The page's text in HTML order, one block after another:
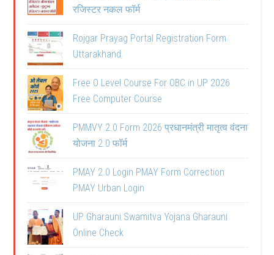
रजिस्टर नकल फॉर्म
Rojgar Prayag Portal Registration Form
Uttarakhand
Free O Level Course For OBC in UP 2026
Free Computer Course
PMMVY 2.0 Form 2026 प्रधानमंत्री मातृत्व वंदना
योजना 2.0 फॉर्म
PMAY 2.0 Login PMAY Form Correction
PMAY Urban Login
UP Gharauni Swamitva Yojana Gharauni
Online Check